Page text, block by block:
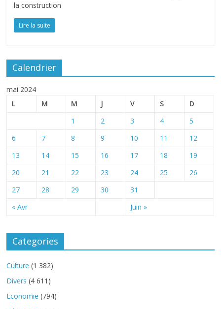
la construction
Lire la suite
Calendrier
mai 2024
L
M M J V S D
« Avr Juin »
1 2 3 4
5
6
7 8 9 10 11
12
13
14 15 16 17 18
19
20
21 22 23 24 25
26
27
28 29 30 31
Categories
Culture (1 382)
Divers (4 611)
Economie (794)